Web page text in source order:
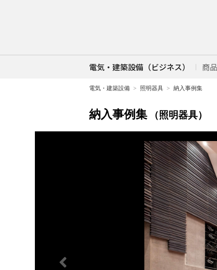
電気・建築設備（ビジネス） 商
電気・建築設備 照明器具 納入事例集
納入事例集 （照明器具）